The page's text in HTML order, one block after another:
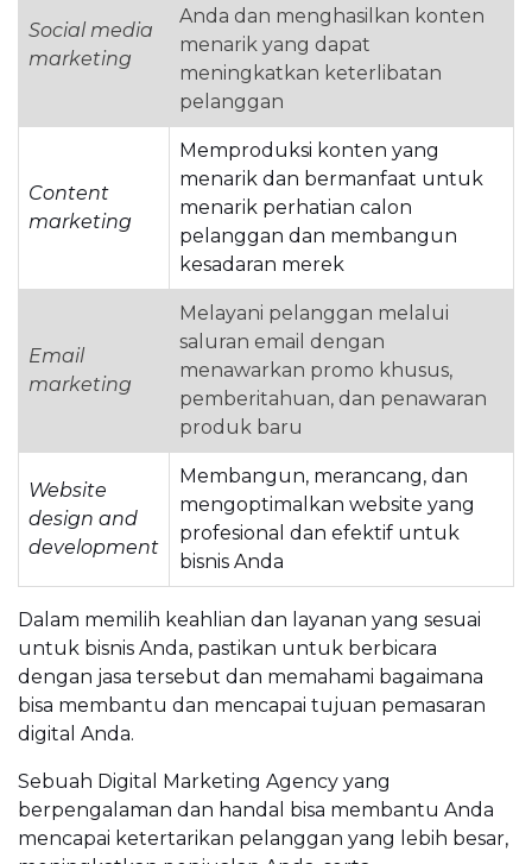
Social media
marketing
Anda dan menghasilkan konten
menarik yang dapat
meningkatkan keterlibatan
pelanggan
Content
marketing
Memproduksi konten yang
menarik dan bermanfaat untuk
menarik perhatian calon
pelanggan dan membangun
kesadaran merek
Email
marketing
Melayani pelanggan melalui
saluran email dengan
menawarkan promo khusus,
pemberitahuan, dan penawaran
produk baru
Website
design and
development
Membangun, merancang, dan
mengoptimalkan website yang
profesional dan efektif untuk
bisnis Anda
Dalam memilih keahlian dan layanan yang sesuai
untuk bisnis Anda, pastikan untuk berbicara
dengan jasa tersebut dan memahami bagaimana
bisa membantu dan mencapai tujuan pemasaran
digital Anda.
Sebuah Digital Marketing Agency yang
berpengalaman dan handal bisa membantu Anda
mencapai ketertarikan pelanggan yang lebih besar,